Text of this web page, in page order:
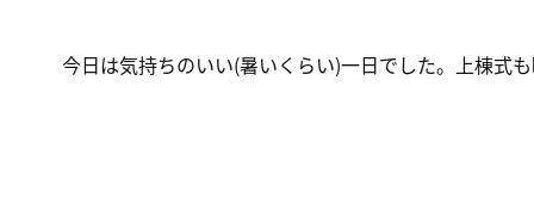
今日は気持ちのいい(暑いくらい)一日でした。上棟式